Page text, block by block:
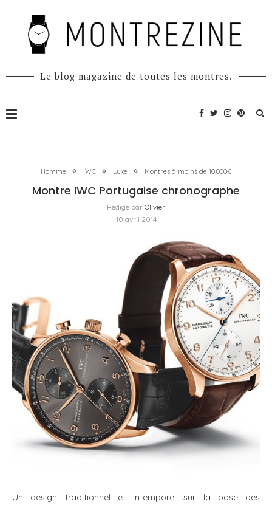
Le blog magazine de toutes les montres.
Homme IWC Luxe Montres à moins de 10.000€
Montre IWC Portugaise chronographe
Rédigé par Olivier
10 avril 2014
Un design traditionnel et intemporel sur la base des